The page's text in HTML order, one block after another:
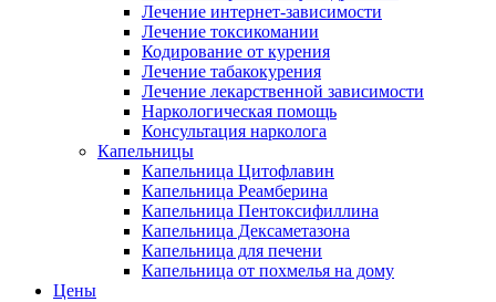
Лечение интернет-зависимости
Лечение токсикомании
Кодирование от курения
Лечение табакокурения
Лечение лекарственной зависимости
Наркологическая помощь
Консультация нарколога
Капельницы
Капельница Цитофлавин
Капельница Реамберина
Капельница Пентоксифиллина
Капельница Дексаметазона
Капельница для печени
Капельница от похмелья на дому
Цены